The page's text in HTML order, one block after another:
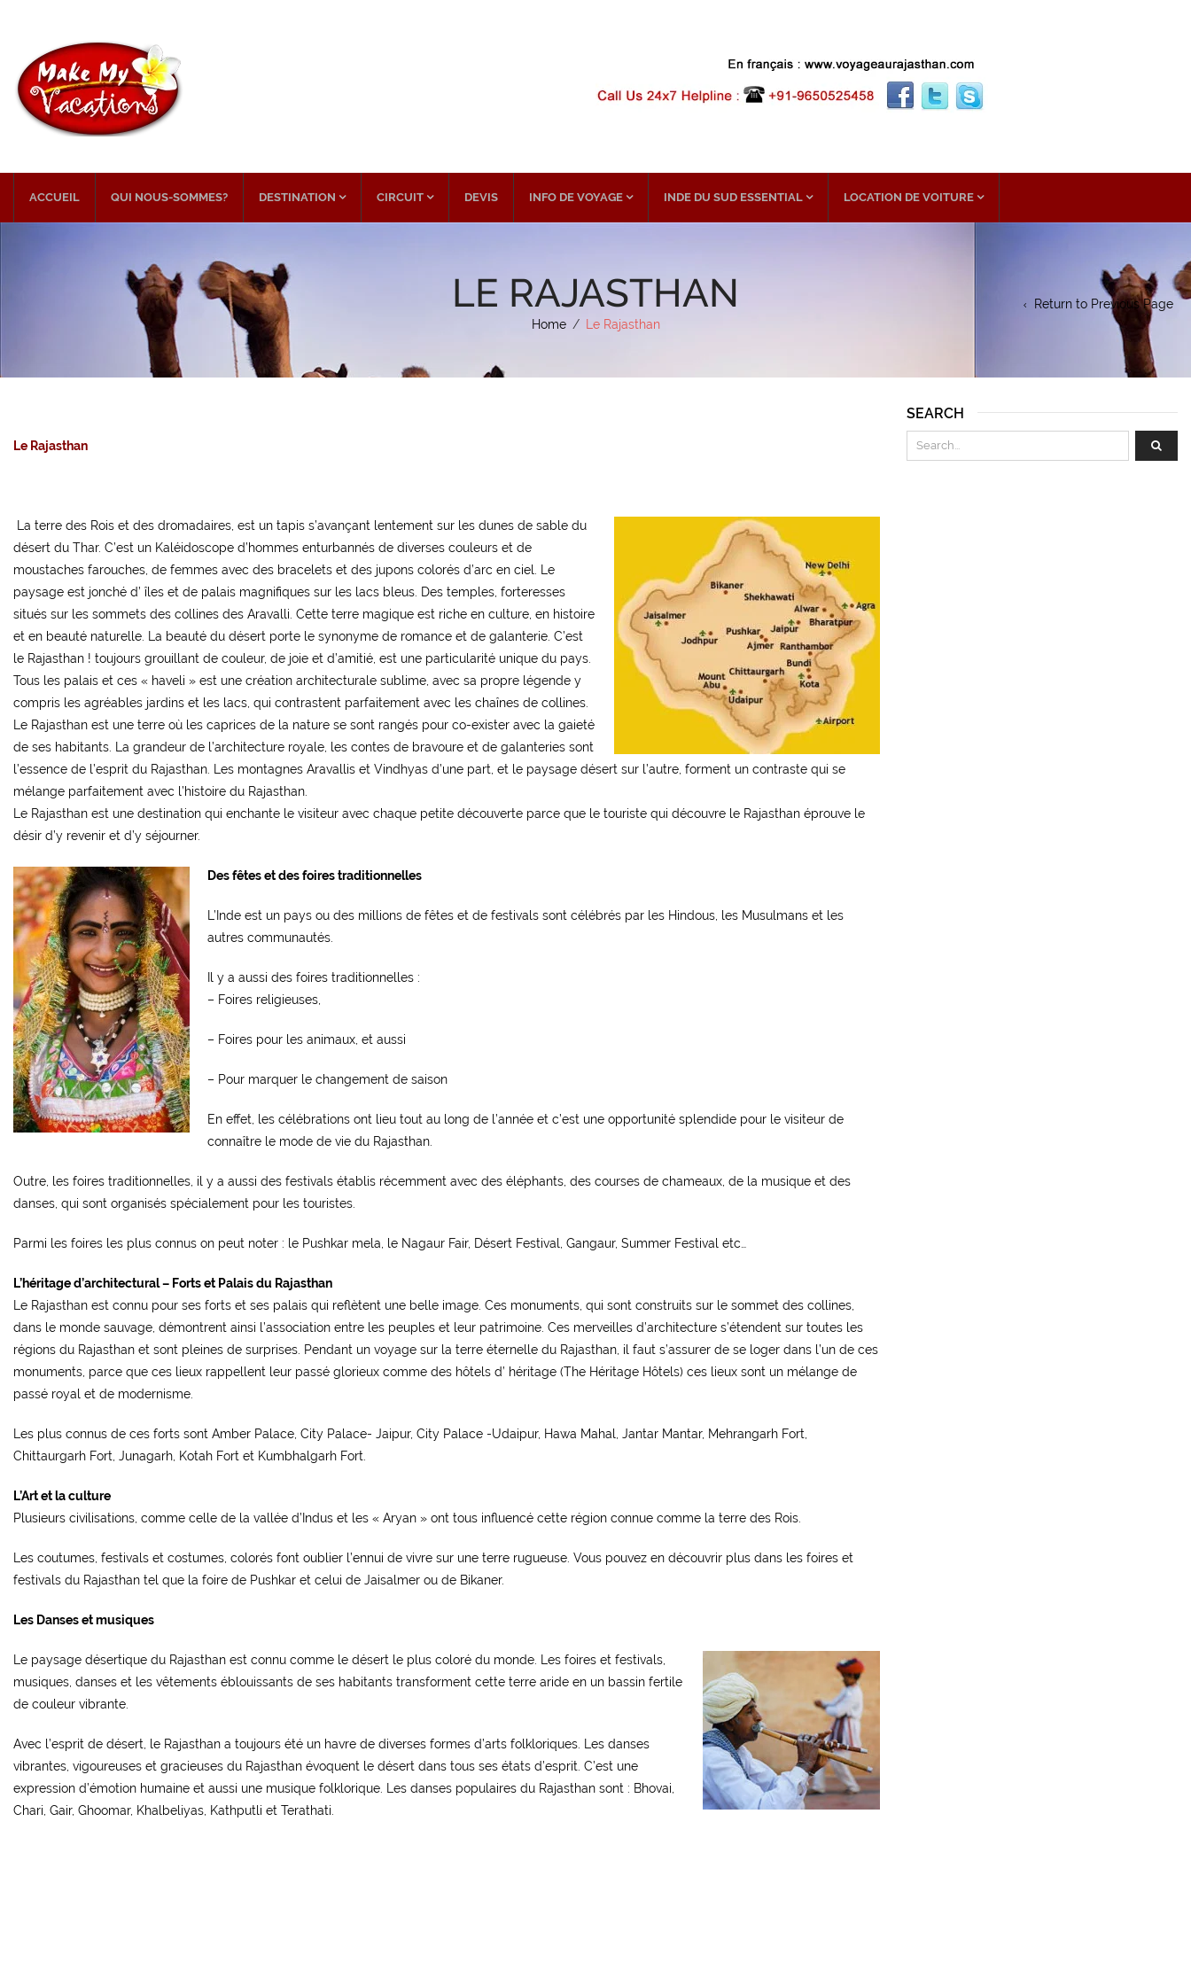
ACCUEIL QUI NOUS-SOMMES? DESTINATION CIRCUIT DEVIS INFO DE VOYAGE INDE DU SUD ESSENTIAL LOCATION DE VOITURE
LE RAJASTHAN
Home / Le Rajasthan
Return to Previous Page
Le Rajasthan
La terre des Rois et des dromadaires, est un tapis s’avançant lentement sur les dunes de sable du
désert du Thar. C’est un Kaléidoscope d’hommes enturbannés de diverses couleurs et de
moustaches farouches, de femmes avec des bracelets et des jupons colorés d’arc en ciel. Le
paysage est jonché d’ îles et de palais magnifiques sur les lacs bleus. Des temples, forteresses
situés sur les sommets des collines des Aravalli. Cette terre magique est riche en culture, en histoire
et en beauté naturelle. La beauté du désert porte le synonyme de romance et de galanterie. C’est
le Rajasthan ! toujours grouillant de couleur, de joie et d’amitié, est une particularité unique du pays.
Tous les palais et ces « haveli » est une création architecturale sublime, avec sa propre légende y
compris les agréables jardins et les lacs, qui contrastent parfaitement avec les chaînes de collines.
Le Rajasthan est une terre où les caprices de la nature se sont rangés pour co-exister avec la gaieté
de ses habitants. La grandeur de l’architecture royale, les contes de bravoure et de galanteries sont
l’essence de l’esprit du Rajasthan. Les montagnes Aravallis et Vindhyas d’une part, et le paysage désert sur l’autre, forment un contraste qui se
mélange parfaitement avec l’histoire du Rajasthan.
Le Rajasthan est une destination qui enchante le visiteur avec chaque petite découverte parce que le touriste qui découvre le Rajasthan éprouve le
désir d’y revenir et d’y séjourner.
Des fêtes et des foires traditionnelles
L’Inde est un pays ou des millions de fêtes et de festivals sont célébrés par les Hindous, les Musulmans et les
autres communautés.
Il y a aussi des foires traditionnelles :
– Foires religieuses,
– Foires pour les animaux, et aussi
– Pour marquer le changement de saison
En effet, les célébrations ont lieu tout au long de l’année et c’est une opportunité splendide pour le visiteur de
connaître le mode de vie du Rajasthan.
Outre, les foires traditionnelles, il y a aussi des festivals établis récemment avec des éléphants, des courses de chameaux, de la musique et des
danses, qui sont organisés spécialement pour les touristes.
Parmi les foires les plus connus on peut noter : le Pushkar mela, le Nagaur Fair, Désert Festival, Gangaur, Summer Festival etc…
L’héritage d’architectural – Forts et Palais du Rajasthan
Le Rajasthan est connu pour ses forts et ses palais qui reflètent une belle image. Ces monuments, qui sont construits sur le sommet des collines,
dans le monde sauvage, démontrent ainsi l’association entre les peuples et leur patrimoine. Ces merveilles d’architecture s’étendent sur toutes les
régions du Rajasthan et sont pleines de surprises. Pendant un voyage sur la terre éternelle du Rajasthan, il faut s’assurer de se loger dans l’un de ces
monuments, parce que ces lieux rappellent leur passé glorieux comme des hôtels d’ héritage (The Héritage Hôtels) ces lieux sont un mélange de
passé royal et de modernisme.
Les plus connus de ces forts sont Amber Palace, City Palace- Jaipur, City Palace -Udaipur, Hawa Mahal, Jantar Mantar, Mehrangarh Fort,
Chittaurgarh Fort, Junagarh, Kotah Fort et Kumbhalgarh Fort.
L’Art et la culture
Plusieurs civilisations, comme celle de la vallée d’Indus et les « Aryan » ont tous influencé cette région connue comme la terre des Rois.
Les coutumes, festivals et costumes, colorés font oublier l’ennui de vivre sur une terre rugueuse. Vous pouvez en découvrir plus dans les foires et
festivals du Rajasthan tel que la foire de Pushkar et celui de Jaisalmer ou de Bikaner.
Les Danses et musiques
Le paysage désertique du Rajasthan est connu comme le désert le plus coloré du monde. Les foires et festivals,
musiques, danses et les vêtements éblouissants de ses habitants transforment cette terre aride en un bassin fertile
de couleur vibrante.
Avec l’esprit de désert, le Rajasthan a toujours été un havre de diverses formes d’arts folkloriques. Les danses
vibrantes, vigoureuses et gracieuses du Rajasthan évoquent le désert dans tous ses états d’esprit. C’est une
expression d’émotion humaine et aussi une musique folklorique. Les danses populaires du Rajasthan sont : Bhovai,
Chari, Gair, Ghoomar, Khalbeliyas, Kathputli et Terathati.
SEARCH